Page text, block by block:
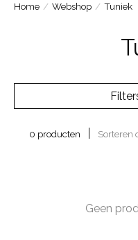
Home / Webshop / Tuniek
0 producten Sorteren
Geen